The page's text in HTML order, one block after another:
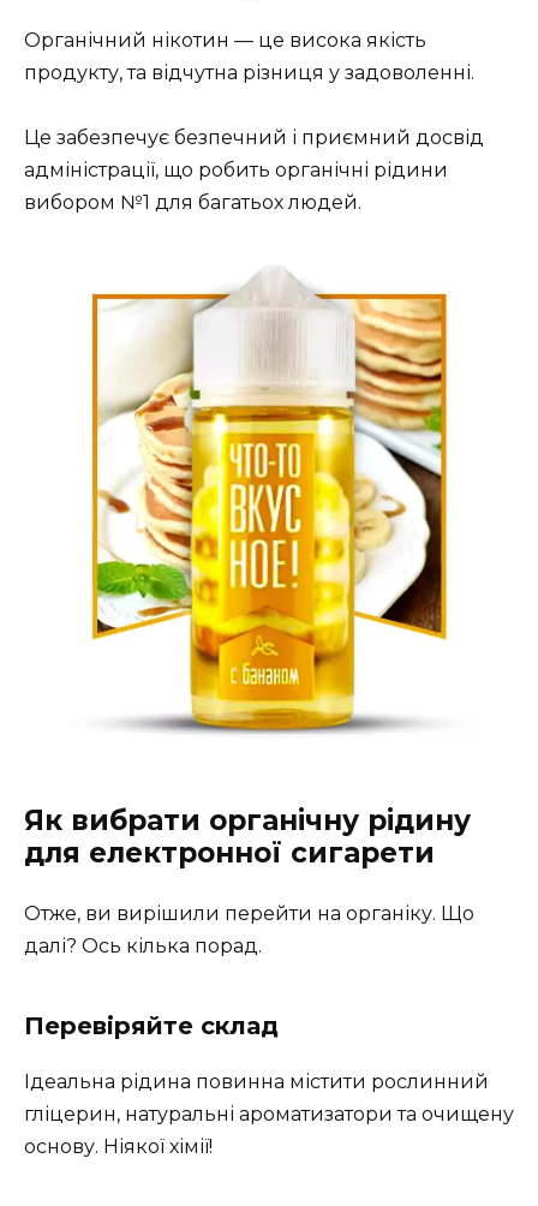
Органічний нікотин — це висока якість
продукту, та відчутна різниця у задоволенні.
Це забезпечує безпечний і приємний досвід
адміністрації, що робить органічні рідини
вибором №1 для багатьох людей.
Як вибрати органічну рідину
для електронної сигарети
Отже, ви вирішили перейти на органіку. Що
далі? Ось кілька порад.
Перевіряйте склад
Ідеальна рідина повинна містити рослинний
гліцерин, натуральні ароматизатори та очищену
основу. Ніякої хімії!